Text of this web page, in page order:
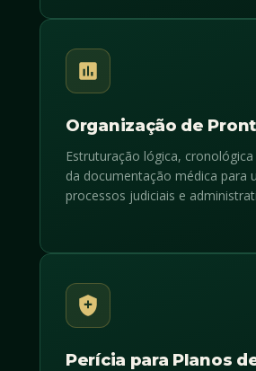
Organização de
Estruturação lógica,
da documentação médica para
processos judiciais e
Perícia para Planos